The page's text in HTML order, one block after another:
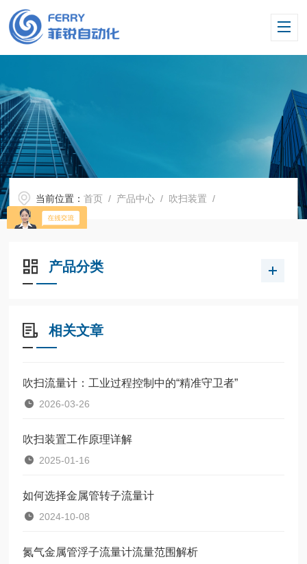
当前位置：首页 / 产品中心 / 吹扫装置 /
产品分类
相关文章
吹扫流量计：工业过程控制中的“精准守卫者”
2026-03-26
吹扫装置工作原理详解
2025-01-16
如何选择金属管转子流量计
2024-10-08
氮气金属管浮子流量计流量范围解析